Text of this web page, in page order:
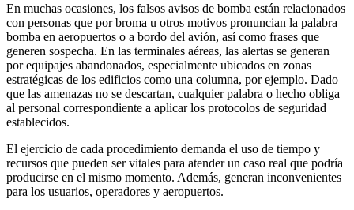
En muchas ocasiones, los falsos avisos de bomba están relacionados
con personas que por broma u otros motivos pronuncian la palabra
bomba en aeropuertos o a bordo del avión, así como frases que
generen sospecha. En las terminales aéreas, las alertas se generan
por equipajes abandonados, especialmente ubicados en zonas
estratégicas de los edificios como una columna, por ejemplo. Dado
que las amenazas no se descartan, cualquier palabra o hecho obliga
al personal correspondiente a aplicar los protocolos de seguridad
establecidos.
El ejercicio de cada procedimiento demanda el uso de tiempo y
recursos que pueden ser vitales para atender un caso real que podría
producirse en el mismo momento. Además, generan inconvenientes
para los usuarios, operadores y aeropuertos.